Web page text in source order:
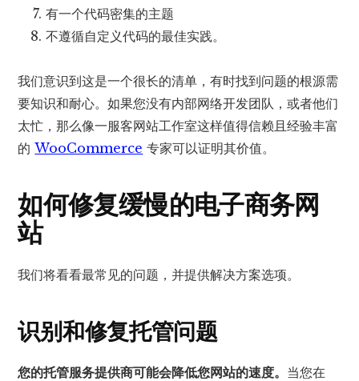
有一个代码密集的主题
不遵循自定义代码的最佳实践。
我们意识到这是一个很长的清单，有时找到问题的根源需
要知识和耐心。如果您没有内部网络开发团队，或者他们
太忙，那么像一服客网站工作室这样值得信赖且经验丰富
的WooCommerce 专家可以证明其价值。
如何修复缓慢的电子商务网
站
我们将看看最常见的问题，并提供解决方案选项。
识别和修复托管问题
您的托管服务提供商可能会降低您网站的速度。 当您在